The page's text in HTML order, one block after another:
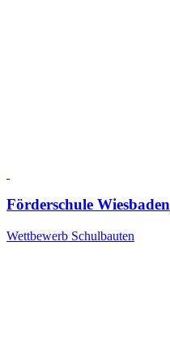
Förderschule Wiesbaden
Wettbewerb Schulbauten